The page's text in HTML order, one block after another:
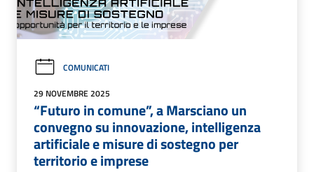
COMUNICATI
29 NOVEMBRE 2025
“Futuro in comune”, a Marsciano un
convegno su innovazione, intelligenza
artificiale e misure di sostegno per
territorio e imprese